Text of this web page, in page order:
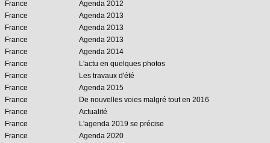
France
Agenda 2012
France
Agenda 2013
France
Agenda 2013
France
Agenda 2013
France
Agenda 2014
France
L'actu en quelques photos
France
Les travaux d'été
France
Agenda 2015
France
De nouvelles voies malgré tout en 2016
France
Actualité
France
L'agenda 2019 se précise
France
Agenda 2020